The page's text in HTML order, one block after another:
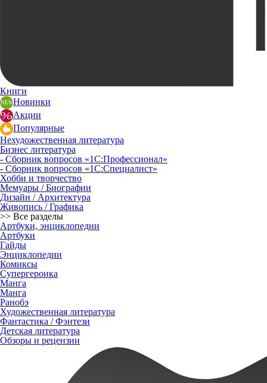
Книги
Новинки
Акции
Популярные
Нехудожественная литература
Бизнес литература
- Сборник вопросов «1С:Профессионал»
- Сборник вопросов «1С:Специалист»
Хобби и творчество
Мемуары / Биографии
Дизайн / Архитектура
Живопись / Графика
>> Все разделы
Артбуки, энциклопедии
Артбуки
Гайды
Энциклопедии
Комиксы
Супергероика
Манга
Манга
Ранобэ
Художественная литература
Фантастика / Фэнтези
Детская литература
Обзоры и рецензии